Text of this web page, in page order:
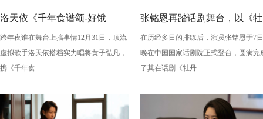
洛天依《千年食谱颂-好饿
版》：跨年夜最萌“食”光！
跨年夜谁在舞台上搞事情12月31日，顶流
虚拟歌手洛天依搭档实力唱将黄子弘凡，
携《千年食...
张铭恩再踏话剧舞台，以《牡
丹亭上三生路》续写古典深
情，全新演绎“柳梦梅”至情至
在历经多日的排练后，演员张铭恩于7日
晚在中国国家话剧院正式登台，圆满完
了其在话剧《牡丹...